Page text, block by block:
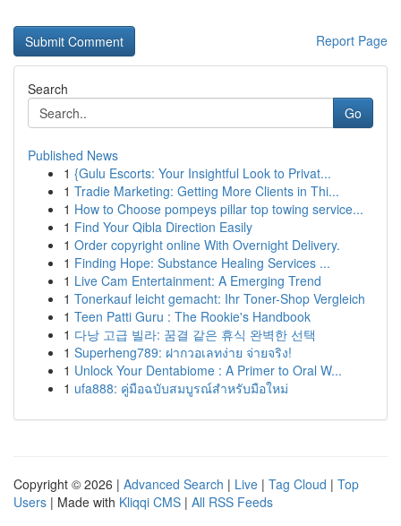
Report Page
Search
Go
Published News
1 {Gulu Escorts: Your Insightful Look to Privat...
1 Tradie Marketing: Getting More Clients in Thi...
1 How to Choose pompeys pillar top towing service...
1 Find Your Qibla Direction Easily
1 Order copyright online With Overnight Delivery.
1 Finding Hope: Substance Healing Services ...
1 Live Cam Entertainment: A Emerging Trend
1 Tonerkauf leicht gemacht: Ihr Toner-Shop Vergleich
1 Teen Patti Guru : The Rookie's Handbook
1 다낭 고급 빌라: 꿈결 같은 휴식 완벽한 선택
1 Superheng789: ฝากวอเลทง่าย จ่ายจริง!
1 Unlock Your Dentabiome : A Primer to Oral W...
1 ufa888: คู่มือฉบับสมบูรณ์สำหรับมือใหม่
Copyright © 2026 | Advanced Search | Live | Tag Cloud | Top
Users | Made with Kliqqi CMS | All RSS Feeds